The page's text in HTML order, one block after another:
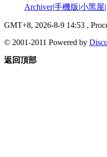
Archiver|手機版|小黑屋|
GMT+8, 2026-8-9 14:53 ,
© 2001-2011 Powered by
返回頂部